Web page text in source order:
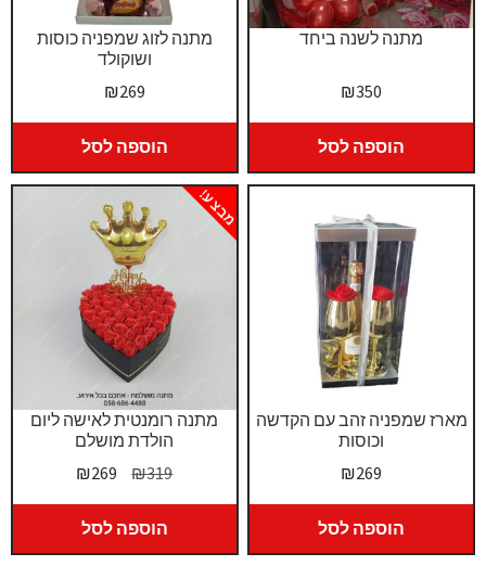
מתנה לזוג שמפניה כוסות
ושוקולד
₪269
הוספה לסל
מתנה לשנה ביחד
₪350
הוספה לסל
מתנה רומנטית לאישה ליום
הולדת מושלם
מבצע!
₪319
המחיר
המקורי
היה:
₪319.
₪269
המחיר
הנוכחי
₪269.
הוספה לסל
מארז שמפניה זהב עם הקדשה
וכוסות
₪269
הוספה לסל